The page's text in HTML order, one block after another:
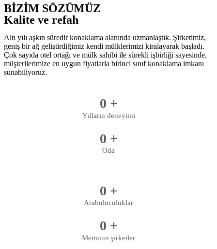
BİZİM SÖZÜMÜZ
Kalite ve refah
Altı yılı aşkın süredir konaklama alanında uzmanlaştık. Şirketimiz,
geniş bir ağ geliştirdiğimiz kendi mülklerimizi kiralayarak başladı.
Çok sayıda otel ortağı ve mülk sahibi ile sürekli işbirliği sayesinde,
müşterilerimize en uygun fiyatlarla birinci sınıf konaklama imkanı
sunabiliyoruz.
0 +
Yılların deneyimi
0 +
Oda
0 +
Arabuluculuklar
0 +
Memnun şirketler